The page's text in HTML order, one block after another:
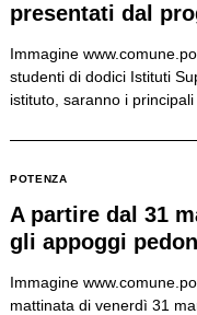
presentati dal
Immagine
studenti di dodici Istituti
istituto, saranno i principali
POTENZA
A partire dal 31
gli appoggi
Immagine
mattinata di venerdì 31